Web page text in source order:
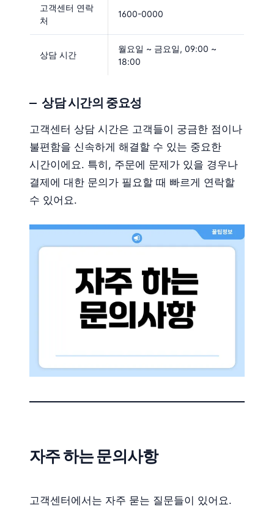
고객센터 연락
처
1600-0000
상담 시간
월요일 ~ 금요일, 09:00 ~
18:00
상담 시간의 중요성
고객센터 상담 시간은 고객들이 궁금한 점이나
불편함을 신속하게 해결할 수 있는 중요한
시간이에요. 특히, 주문에 문제가 있을 경우나
결제에 대한 문의가 필요할 때 빠르게 연락할
수 있어요.
자주 하는 문의사항
고객센터에서는 자주 묻는 질문들이 있어요.